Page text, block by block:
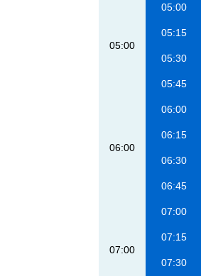
05:00
05:00
05:15
05:30
05:45
06:00
06:00
06:15
06:30
06:45
07:00
07:00
07:15
07:30